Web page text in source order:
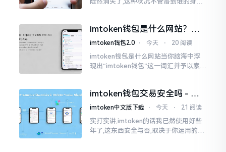
打开钱包查看时
imtoken钱包是什么网站？一
文说清楚这玩意
imtoken钱包2.0 ⋅ 今天 ⋅ 20 阅读
imtoken钱包是什么网站当你脑海中浮
现出“imtoken钱包”这一词汇并予以索求
我也曾短暂错愕
imtoken钱包交易安全吗 - 老
用户的一些心里话
imtoken中文版下载 ⋅ 今天 ⋅ 21 阅读
实打实讲,imtoken的话我已然使用好些
年了,这东西安全与否,取决于你运用的方